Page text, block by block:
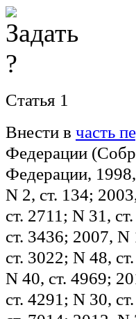
Статья 1
Внести в часть
Федерации
Федерации,
N 2, ст. 134;
ст. 2711; N 31,
ст. 3436; 2007,
ст. 3022; N 48,
N 40, ст. 4969;
ст. 4291; N 30,